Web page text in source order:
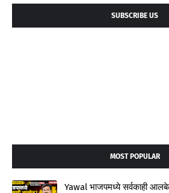
SUBSCRIBE US
MOST POPULAR
Yawal भाजपमध्ये सर्वकाही